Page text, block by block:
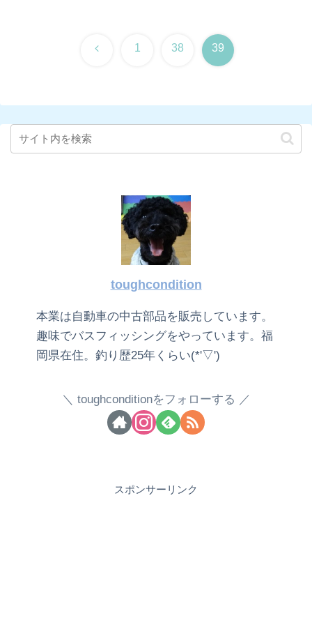
前 1 38 39
toughcondition
本業は自動車の中古部品を販売しています。
趣味でバスフィッシングをやっています。福
岡県在住。釣り歴25年くらい(*'▽')
toughconditionをフォローする
スポンサーリンク